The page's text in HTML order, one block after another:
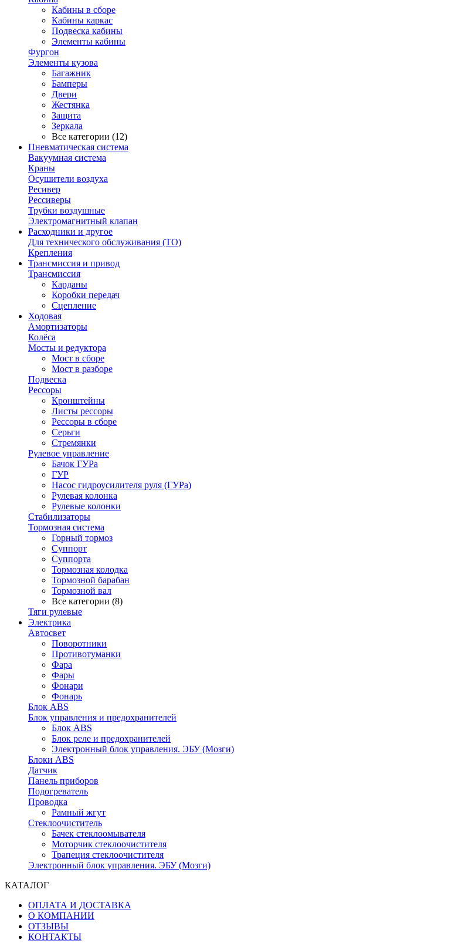
Кабины в сборе
Кабины каркас
Подвеска кабины
Элементы кабины
Фургон
Элементы кузова
Багажник
Бамперы
Двери
Жестянка
Защита
Зеркала
Все категории (12)
Пневматическая система
Вакуумная система
Краны
Осушители воздуха
Ресивер
Рессиверы
Трубки воздушные
Электромагнитный клапан
Расходники и другое
Для технического обслуживания (ТО)
Крепления
Трансмиссия и привод
Трансмиссия
Карданы
Коробки передач
Сцепление
Ходовая
Амортизаторы
Колёса
Мосты и редуктора
Мост в сборе
Мост в разборе
Подвеска
Рессоры
Кронштейны
Листы рессоры
Рессоры в сборе
Серьги
Стремянки
Рулевое управление
Бачок ГУРа
ГУР
Насос гидроусилителя руля (ГУРа)
Рулевая колонка
Рулевые колонки
Стабилизаторы
Тормозная система
Горный тормоз
Суппорт
Суппорта
Тормозная колодка
Тормозной барабан
Тормозной вал
Все категории (8)
Тяги рулевые
Электрика
Автосвет
Поворотники
Противотуманки
Фара
Фары
Фонари
Фонарь
Блок ABS
Блок управления и предохранителей
Блок ABS
Блок реле и предохранителей
Электронный блок управления. ЭБУ (Мозги)
Блоки ABS
Датчик
Панель приборов
Подогреватель
Проводка
Рамный жгут
Стеклоочиститель
Бачек стеклоомывателя
Моторчик стеклоочистителя
Трапеция стеклоочистителя
Электронный блок управления. ЭБУ (Мозги)
КАТАЛОГ
ОПЛАТА И ДОСТАВКА
О КОМПАНИИ
ОТЗЫВЫ
КОНТАКТЫ